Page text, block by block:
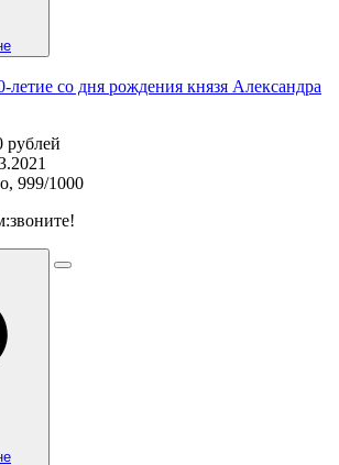
летие со дня рождения князя Александра
рублей
999/1000
звоните!